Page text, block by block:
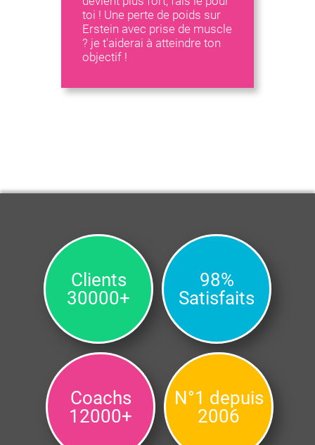
toi ! Une perte de poids sur
Erstein avec prise de muscle
? je t'aiderai à atteindre ton
objectif !
Clients
30000+
98%
Satisfaits
Coachs
12000+
N°1 depuis
2006